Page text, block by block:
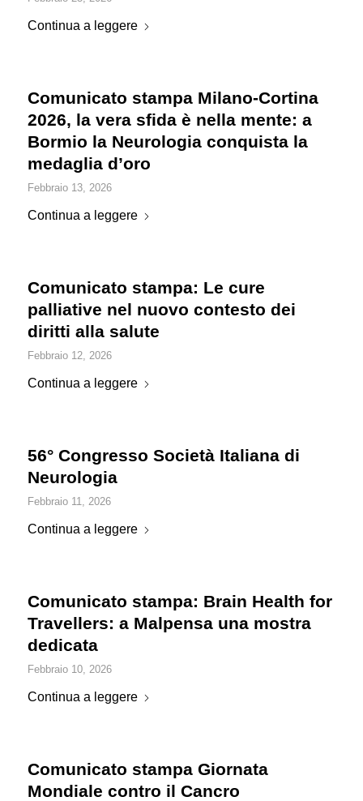
Continua a leggere
Comunicato stampa Milano-Cortina
2026, la vera sfida è nella mente: a
Bormio la Neurologia conquista la
medaglia d’oro
Febbraio 13, 2026
Continua a leggere
Comunicato stampa: Le cure
palliative nel nuovo contesto dei
diritti alla salute
Febbraio 12, 2026
Continua a leggere
56° Congresso Società Italiana di
Neurologia
Febbraio 11, 2026
Continua a leggere
Comunicato stampa: Brain Health for
Travellers: a Malpensa una mostra
dedicata
Febbraio 10, 2026
Continua a leggere
Comunicato stampa Giornata
Mondiale contro il Cancro